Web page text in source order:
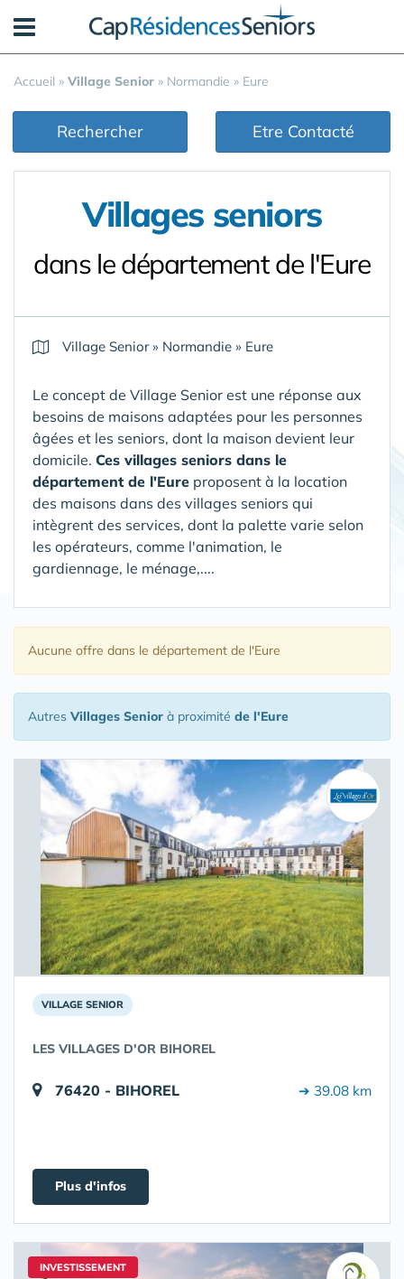
Accueil » Village Senior » Normandie » Eure
Rechercher Etre Contacté
Villages seniors
dans le département de l'Eure
Village Senior» Normandie » Eure
Le concept de Village Senior est une réponse aux
besoins de maisons adaptées pour les personnes
âgées et les seniors, dont la maison devient leur
domicile. Ces villages seniors dans le
département de l'Eure proposent à la location
des maisons dans des villages seniors qui
intègrent des services, dont la palette varie selon
les opérateurs, comme l'animation, le
gardiennage, le ménage,....
Aucune offre dans le département de l'Eure
Autres Villages Senior à proximité de l'Eure
VILLAGE SENIOR
LES VILLAGES D'OR BIHOREL
76420 - BIHOREL ➔ 39.08 km
Plus d'infos
INVESTISSEMENT